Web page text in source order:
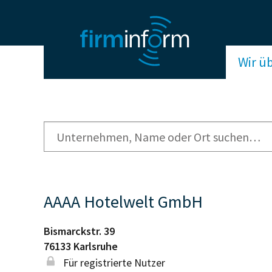
Wir
AAAA Hotelwelt GmbH
Bismarckstr. 39
76133 Karlsruhe
Für registrierte Nutzer